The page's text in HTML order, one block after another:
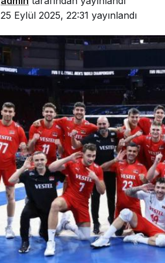
25 Eylül 2025, 22:31 yayınlandı